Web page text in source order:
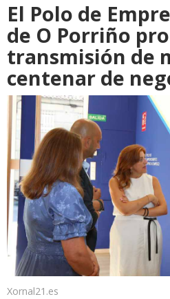
El Polo de
de O Porriño
transmisión de
centenar de
Xornal21.es